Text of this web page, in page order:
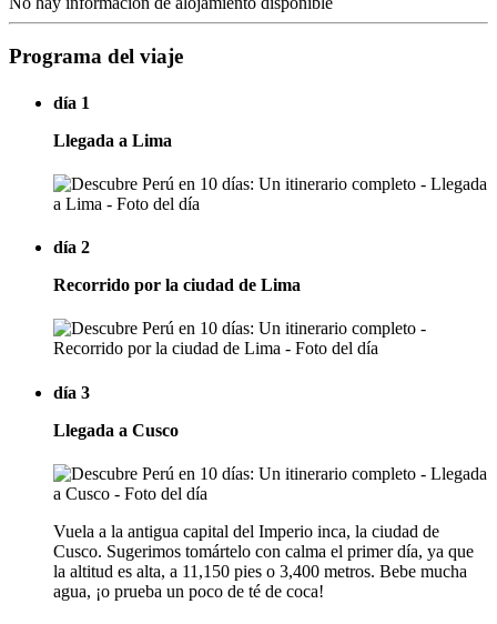
Programa del viaje
día 1
Llegada a Lima
día 2
Recorrido por la ciudad de Lima
día 3
Llegada a Cusco
Vuela a la antigua capital del Imperio inca, la ciudad de
Cusco. Sugerimos tomártelo con calma el primer día, ya que
la altitud es alta, a 11,150 pies o 3,400 metros. Bebe mucha
agua, ¡o prueba un poco de té de coca!